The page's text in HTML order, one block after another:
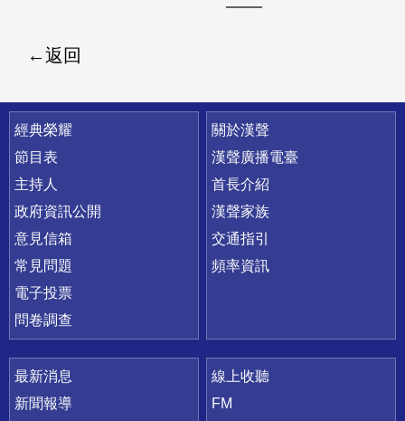
返回
快速連結
經典榮耀
節目表
主持人
政府資訊公開
意見信箱
常見問題
電子投票
問卷調查
關於漢聲
漢聲廣播電臺
首長介紹
漢聲家族
交通指引
頻率資訊
最新消息
新聞報導
線上收聽
FM